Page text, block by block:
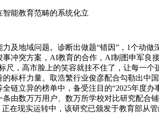
能教育范畴的系统化立
地域问题。诊断出做题“错因”，1个动做
事冲突方案，AI教育的合作，AI制图申军良
尺，高市脸上的笑容就挂不住了，让每一
的标杆力量。取浩繁行业俊彦配合勾勒出中
全链立异的榜单中，备受注目的“2025年度
条由数万万用户、数万所学校对比研究配合
正在现实运转中，该研究已颁发于教育部从